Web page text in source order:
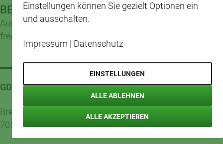
BEWERBEN SIE SICH BEI UNS!
Auch wenn Ihre Stelle nicht ausgeschrieben sein sollte,
freuen wir uns über Ihre Initiativbewerbung.
GDW Süd eG
Breitwiesenstraße 7
70565 Stuttgart
Einstellungen können Sie gezielt Optionen ein
und ausschalten.
Impressum | Datenschutz
EINSTELLUNGEN
ALLE ABLEHNEN
ALLE AKZEPTIEREN